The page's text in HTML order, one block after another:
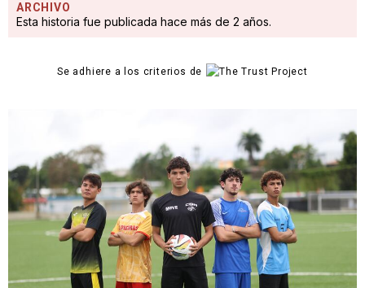
ARCHIVO
Esta historia fue publicada hace más de 2 años.
Se adhiere a los criterios de